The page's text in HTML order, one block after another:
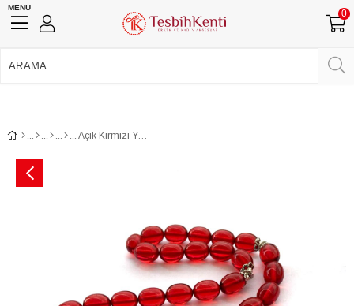
MENU
0
Açık Kırmızı Yedek İmameli Ateş Kehribar